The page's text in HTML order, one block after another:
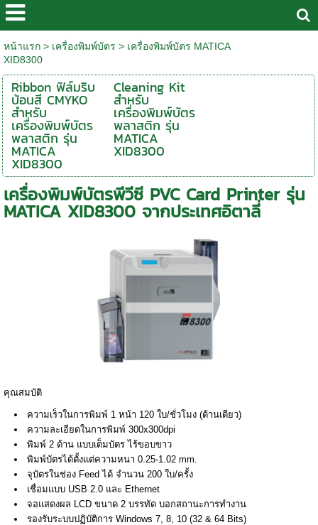
หน้าแรก> เครื่องพิมพ์บัตร > เครื่องพิมพ์บัตร MATICA
XID8300
Ribbon ฟิล์มริบ
บ้อนสี CMYKO
สำหรับ
เครื่องพิมพ์บัตร
พลาสติก รุ่น
MATICA
XID8300
Cleaning Kit
สำหรับ
เครื่องพิมพ์บัตร
พลาสติก รุ่น
MATICA
XID8300
เครื่องพิมพ์บัตรพีวีซี PVC Card Printer รุ่น
MATICA XID8300 จากประเทศอิตาลี่
คุณสมบัติ
ความเร็วในการพิมพ์ 1 หน้า 120 ใบ/ชั่วโมง (ด้านเดียว)
ความละเอียดในการพิมพ์ 300x300dpi
พิมพ์ 2 ด้าน แบบเต็มบัตร ไร้ขอบขาว
พิมพ์บัตรได้ตั้งแต่ความหนา 0.25-1.02 mm.
จุบัตรในช่อง Feed ได้ จำนวน 200 ใบ/ครั้ง
เชื่อมแบบ USB 2.0 และ Ethernet
จอแสดงผล LCD ขนาด 2 บรรทัด บอกสถานะการทำงาน
รองรับระบบปฏิบัติการ Windows 7, 8, 10 (32 & 64 Bits)